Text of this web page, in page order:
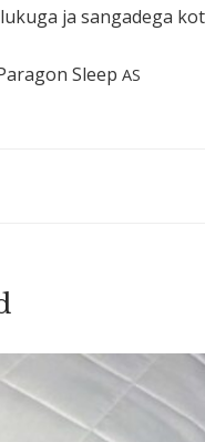
ja sangadega
Sleep AS